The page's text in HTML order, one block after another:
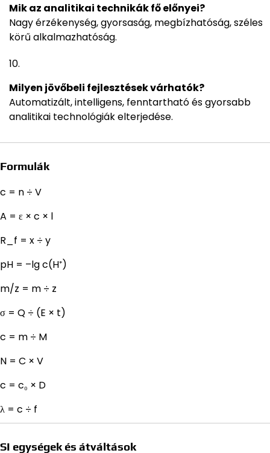
Mik az analitikai technikák fő előnyei?
Nagy érzékenység, gyorsaság, megbízhatóság, széles
körű alkalmazhatóság.
Milyen jövőbeli fejlesztések várhatók?
Automatizált, intelligens, fenntartható és gyorsabb
analitikai technológiák elterjedése.
Formulák
c = n ÷ V
A = ε × c × l
R_f = x ÷ y
pH = –lg c(H⁺)
m/z = m ÷ z
σ = Q ÷ (E × t)
c = m ÷ M
N = C × V
c = c₀ × D
λ = c ÷ f
SI egységek és átváltások